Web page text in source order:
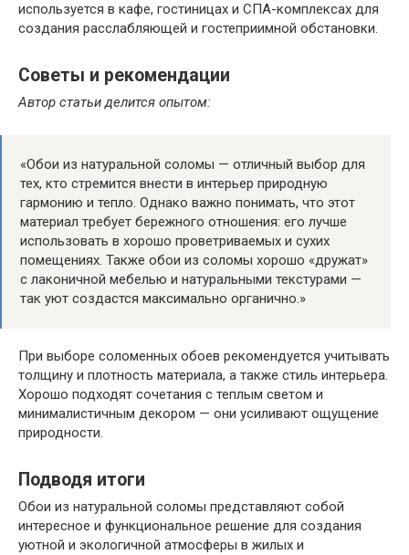
используется в кафе, гостиницах и СПА-комплексах для
создания расслабляющей и гостеприимной обстановки.
Советы и рекомендации
Автор статьи делится опытом:
«Обои из натуральной соломы — отличный выбор для
тех, кто стремится внести в интерьер природную
гармонию и тепло. Однако важно понимать, что этот
материал требует бережного отношения: его лучше
использовать в хорошо проветриваемых и сухих
помещениях. Также обои из соломы хорошо «дружат»
с лаконичной мебелью и натуральными текстурами —
так уют создастся максимально органично.»
При выборе соломенных обоев рекомендуется учитывать
толщину и плотность материала, а также стиль интерьера.
Хорошо подходят сочетания с теплым светом и
минималистичным декором — они усиливают ощущение
природности.
Подводя итоги
Обои из натуральной соломы представляют собой
интересное и функциональное решение для создания
уютной и экологичной атмосферы в жилых и